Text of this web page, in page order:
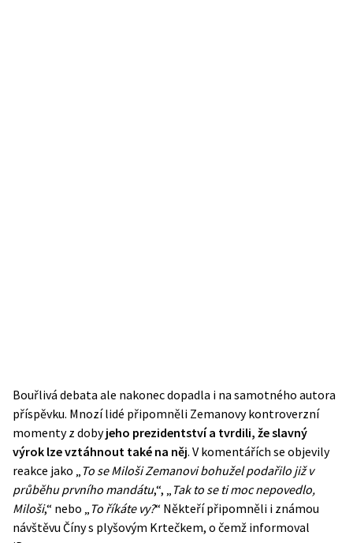
Bouřlivá debata ale nakonec dopadla i na samotného autora
příspěvku. Mnozí lidé připomněli Zemanovy kontroverzní
momenty z dobyjeho prezidentství a tvrdili, že slavný
výrok lze vztáhnout také na něj. V komentářích se objevily
reakce jako „ To se Miloši Zemanovi bohužel podařilo již v
průběhu prvního mandátu,“, „ Tak to se ti moc nepovedlo,
Miloši,“ nebo „ To říkáte vy?“ Někteří připomněli i známou
návštěvu Číny s plyšovým Krtečkem, o čemž informoval